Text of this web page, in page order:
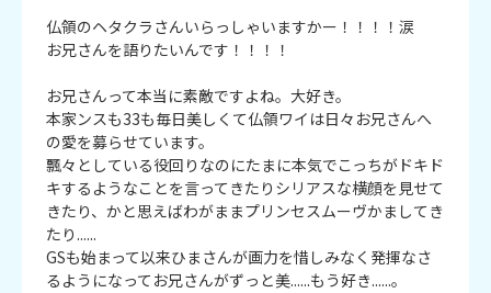
仏領のヘタクラさんいらっしゃいますかー！！！！涙
お兄さんを語りたいんです！！！！
お兄さんって本当に素敵ですよね。大好き。
本家ンスも33も毎日美しくて仏領ワイは日々お兄さんへ
の愛を募らせています。
飄々としている役回りなのにたまに本気でこっちがドキド
キするようなことを言ってきたりシリアスな横顔を見せて
きたり、かと思えばわがままプリンセスムーヴかましてき
たり......
GSも始まって以来ひまさんが画力を惜しみなく発揮なさ
るようになってお兄さんがずっと美......もう好き......。